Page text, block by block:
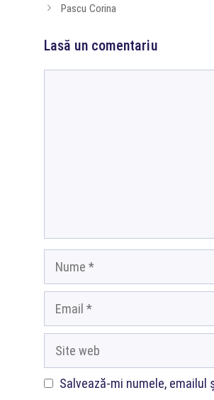
Pascu Corina
Lasă un comentariu
web
Salvează-mi numele,